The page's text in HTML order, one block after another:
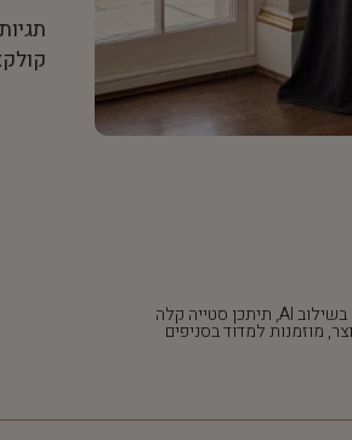
*חלק מהתמונות נוצרו בשילוב AI, תיתכן סטייה קלה
מוזמנות למדוד בסניפים